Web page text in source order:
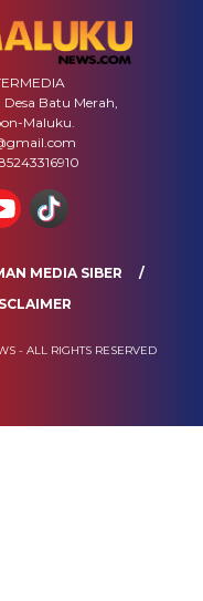
Batu Merah,
Maluku.
MEDIA SIBER
- ALL RIGHTS RESERVED